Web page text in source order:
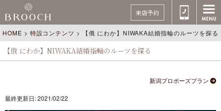
来店予約
HOME > 特設コンテンツ > 【俄 にわか】NIWAKA結婚指輪のルーツを探る
【俄 にわか】NIWAKA結婚指輪のルーツを探る
新潟プロポーズプラン
最終更新日: 2021/02/22